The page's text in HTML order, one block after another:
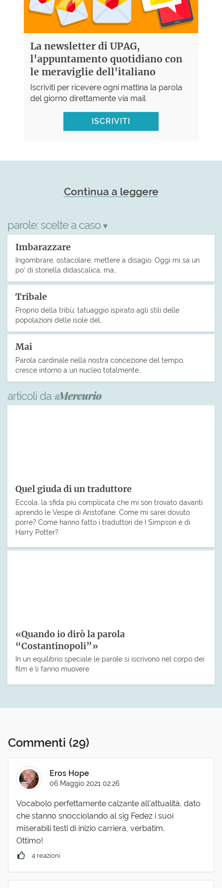
La newsletter di UPAG,
l'appuntamento quotidiano con
le meraviglie dell'italiano
Iscriviti per ricevere ogni mattina la parola
del giorno direttamente via mail
ISCRIVITI
Continua a leggere
parole: scelte a caso ▾
Imbarazzare
Ingombrare, ostacolare; mettere a disagio. Oggi mi sa un
po’ di storiella didascalica, ma…
Tribale
Proprio della tribù; tatuaggio ispirato agli stili delle
popolazioni delle isole del…
Mai
Parola cardinale nella nostra concezione del tempo,
cresce intorno a un nucleo totalmente…
articoli da
Quel giuda di un traduttore
Eccola, la sfida più complicata che mi son trovato davanti
aprendo le Vespe di Aristofane. Come mi sarei dovuto
porre? Come hanno fatto i traduttori de I Simpson e di
Harry Potter?
«Quando io dirò la parola
“Costantinopoli”»
In un equilibrio speciale le parole si iscrivono nel corpo dei
film e li fanno muovere
Commenti (29)
Eros Hope
06 Maggio 2021 02:26
Vocabolo perfettamente calzante all'attualità, dato
che stanno snocciolando al sig Fedez i suoi
miserabili testi di inizio carriera, verbatim.
Ottimo!
4 reazioni